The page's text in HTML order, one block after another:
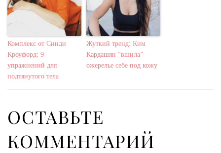
Комплекс от Синди
Кроуфорд: 9
упражнений для
подтянутого тела
Жуткий тренд: Ким
Кардашян “вшила”
ожерелье себе под кожу
ОСТАВЬТЕ
КОММЕНТАРИЙ